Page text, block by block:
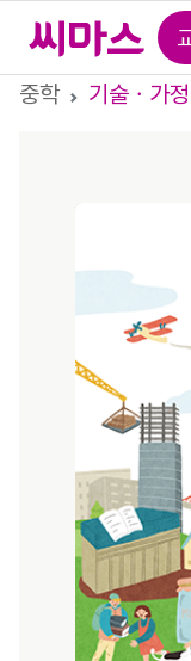
중학
기술ㆍ가정